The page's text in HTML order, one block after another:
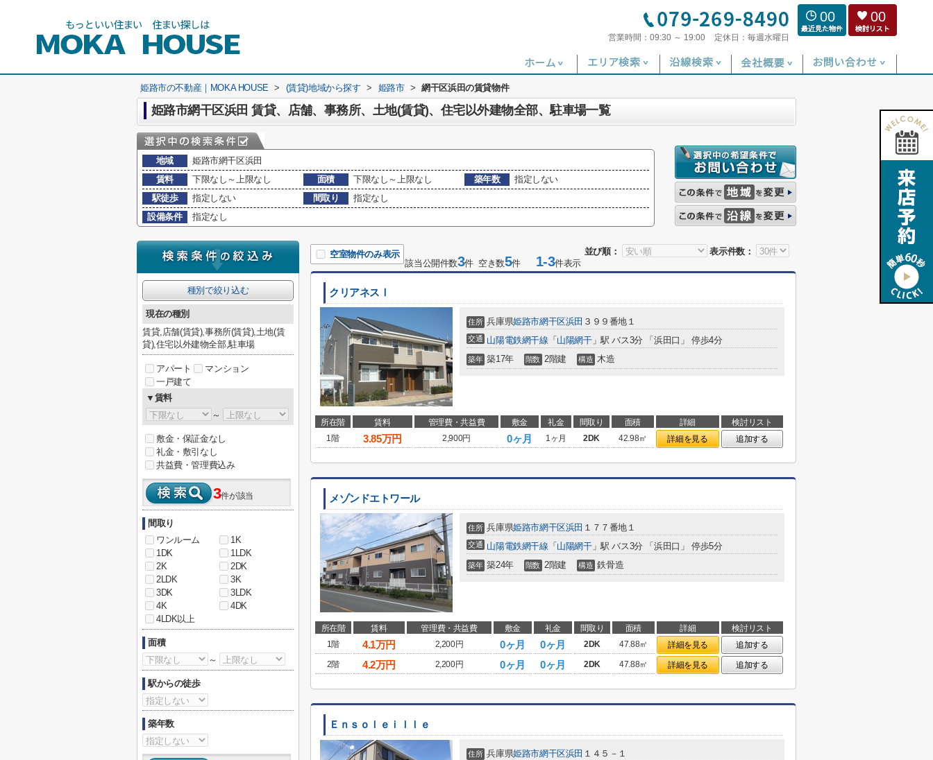
営業時間： 09:30 ～ 19:00 定休日： 毎週水曜日
00 00
姫路市の不動産｜MOKA HOUSE > (賃貸)地域から探す > 姫路市 > 網干区浜田の賃貸物件
姫路市網干区浜田 賃貸、店舗、事務所、土地(賃貸)、住宅以外建物全部、駐車場一覧
地域
姫路市網干区浜田
賃料
下限なし～上限なし 面積 下限なし～上限なし 築年数
指定しない
駅徒歩
指定しない 間取り
指定なし
設備条件
指定なし
並び順： 表示件数：
空室物件のみ表示
該当公開件数3件 空き数5件 1-3件表示
クリアネスⅠ
住所 兵庫県姫路市網干区浜田 ３９９番地１
交通 山陽電鉄網干線 「 山陽網干」駅 バス3分 「浜田口」 停歩4分
築年 築17年 階数 2階建 構造 木造
所在階 賃料 管理費・共益費 敷金 礼金 間取り 面積 詳細
検討リスト
1階
3.85万円 2,900円 0ヶ月 1ヶ月 2DK 42.98㎡ 詳細を見る 追加する
メゾンドエトワール
住所 兵庫県姫路市網干区浜田 １７７番地１
交通 山陽電鉄網干線 「 山陽網干」駅 バス3分 「浜田口」 停歩5分
築年 築24年 階数 2階建 構造 鉄骨造
所在階 賃料 管理費・共益費 敷金 礼金 間取り 面積 詳細
検討リスト
1階
4.1万円 2,200円 0ヶ月 0ヶ月 2DK 47.88㎡ 詳細を見る
追加する
2階
4.2万円 2,200円 0ヶ月 0ヶ月 2DK 47.88㎡ 詳細を見る 追加する
Ｅｎｓｏｌｅｉｌｌｅ
住所 兵庫県姫路市網干区浜田 １４５－１
種別で絞り込む
現在の種別
賃貸,店舗(賃貸),事務所(賃貸),土地(賃
貸),住宅以外建物全部,駐車場
アパート
マンション
一戸建て
▼賃料
～
敷金・保証金なし
礼金・敷引なし
共益費・管理費込み
3件が該当
間取り
ワンルーム
1K
1DK
1LDK
2K
2DK
2LDK
3K
3DK
3LDK
4K
4DK
4LDK以上
面積
～
駅からの徒歩
築年数